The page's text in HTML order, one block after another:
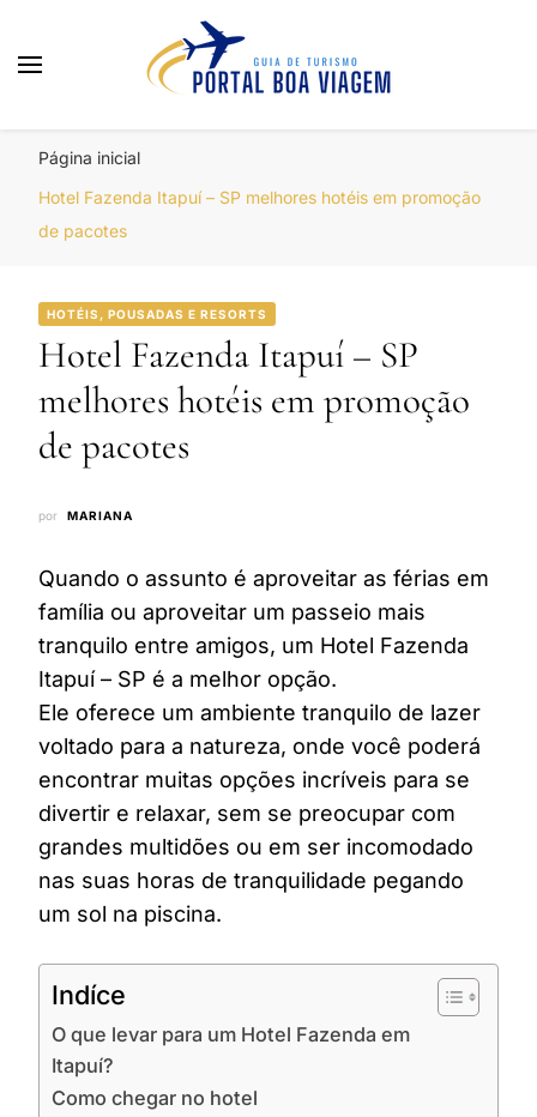
Página inicial
Hotel Fazenda Itapuí – SP melhores hotéis em promoção
de pacotes
HOTÉIS, POUSADAS E RESORTS
Hotel Fazenda Itapuí – SP
melhores hotéis em promoção
de pacotes
por MARIANA
Quando o assunto é aproveitar as férias em
família ou aproveitar um passeio mais
tranquilo entre amigos, um Hotel Fazenda
Itapuí – SP é a melhor opção.
Ele oferece um ambiente tranquilo de lazer
voltado para a natureza, onde você poderá
encontrar muitas opções incríveis para se
divertir e relaxar, sem se preocupar com
grandes multidões ou em ser incomodado
nas suas horas de tranquilidade pegando
um sol na piscina.
Indíce
O que levar para um Hotel Fazenda em
Itapuí?
Como chegar no hotel